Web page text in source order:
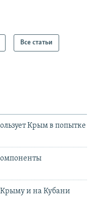
Все статьи
Крым в попытке
и на Кубани